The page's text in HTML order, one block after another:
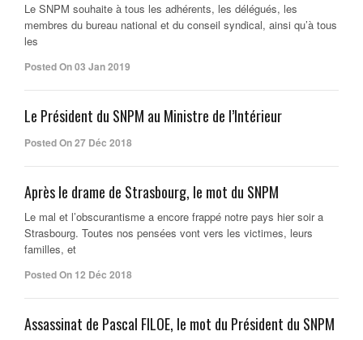
Le SNPM souhaite à tous les adhérents, les délégués, les
membres du bureau national et du conseil syndical, ainsi qu’à tous
les
Posted On 03 Jan 2019
Le Président du SNPM au Ministre de l’Intérieur
Posted On 27 Déc 2018
Après le drame de Strasbourg, le mot du SNPM
Le mal et l’obscurantisme a encore frappé notre pays hier soir a
Strasbourg. Toutes nos pensées vont vers les victimes, leurs
familles, et
Posted On 12 Déc 2018
Assassinat de Pascal FILOE, le mot du Président du SNPM